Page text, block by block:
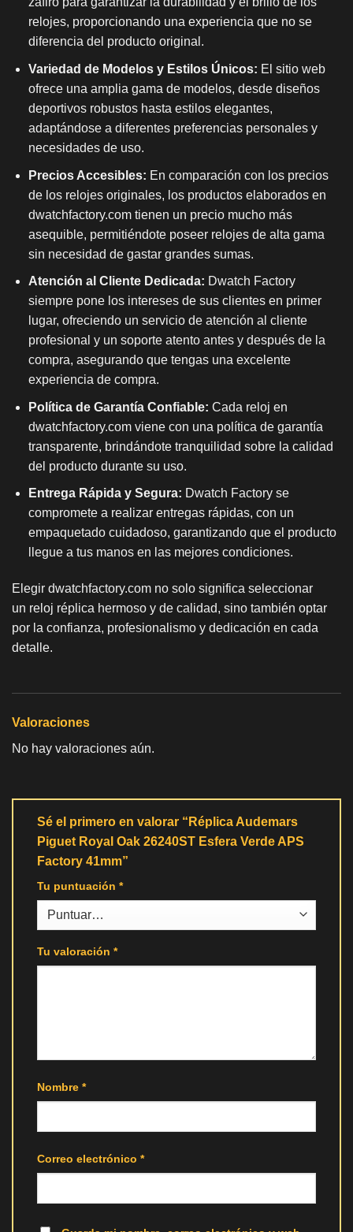
relojes, proporcionando una experiencia que no se
diferencia del producto original.
Variedad de Modelos y Estilos Únicos: El sitio web
ofrece una amplia gama de modelos, desde diseños
deportivos robustos hasta estilos elegantes,
adaptándose a diferentes preferencias personales y
necesidades de uso.
Precios Accesibles: En comparación con los precios
de los relojes originales, los productos elaborados en
dwatchfactory.com tienen un precio mucho más
asequible, permitiéndote poseer relojes de alta gama
sin necesidad de gastar grandes sumas.
Atención al Cliente Dedicada: Dwatch Factory
siempre pone los intereses de sus clientes en primer
lugar, ofreciendo un servicio de atención al cliente
profesional y un soporte atento antes y después de la
compra, asegurando que tengas una excelente
experiencia de compra.
Política de Garantía Confiable: Cada reloj en
dwatchfactory.com viene con una política de garantía
transparente, brindándote tranquilidad sobre la calidad
del producto durante su uso.
Entrega Rápida y Segura: Dwatch Factory se
compromete a realizar entregas rápidas, con un
empaquetado cuidadoso, garantizando que el producto
llegue a tus manos en las mejores condiciones.
Elegir dwatchfactory.com no solo significa seleccionar
un reloj réplica hermoso y de calidad, sino también optar
por la confianza, profesionalismo y dedicación en cada
detalle.
Valoraciones
No hay valoraciones aún.
Sé el primero en valorar “Réplica Audemars
Piguet Royal Oak 26240ST Esfera Verde APS
Factory 41mm”
Tu puntuación *
Tu valoración *
Nombre *
Correo electrónico *